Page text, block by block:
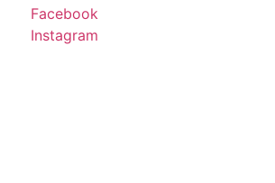
Facebook
Instagram